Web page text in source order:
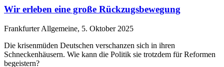
Wir erleben eine große Rückzugsbewegung
Frankfurter Allgemeine, 5. Oktober 2025
Die krisenmüden Deutschen verschanzen sich in ihren
Schneckenhäusern. Wie kann die Politik sie trotzdem für Reformen
begeistern?